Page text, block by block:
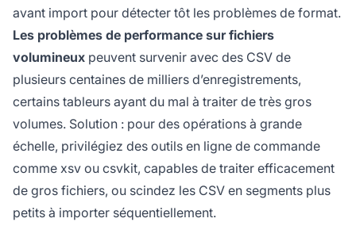
avant import pour détecter tôt les problèmes de format.
Les problèmes de performance sur fichiers
volumineux peuvent survenir avec des CSV de
plusieurs centaines de milliers d’enregistrements,
certains tableurs ayant du mal à traiter de très gros
volumes. Solution : pour des opérations à grande
échelle, privilégiez des outils en ligne de commande
comme xsv ou csvkit, capables de traiter efficacement
de gros fichiers, ou scindez les CSV en segments plus
petits à importer séquentiellement.